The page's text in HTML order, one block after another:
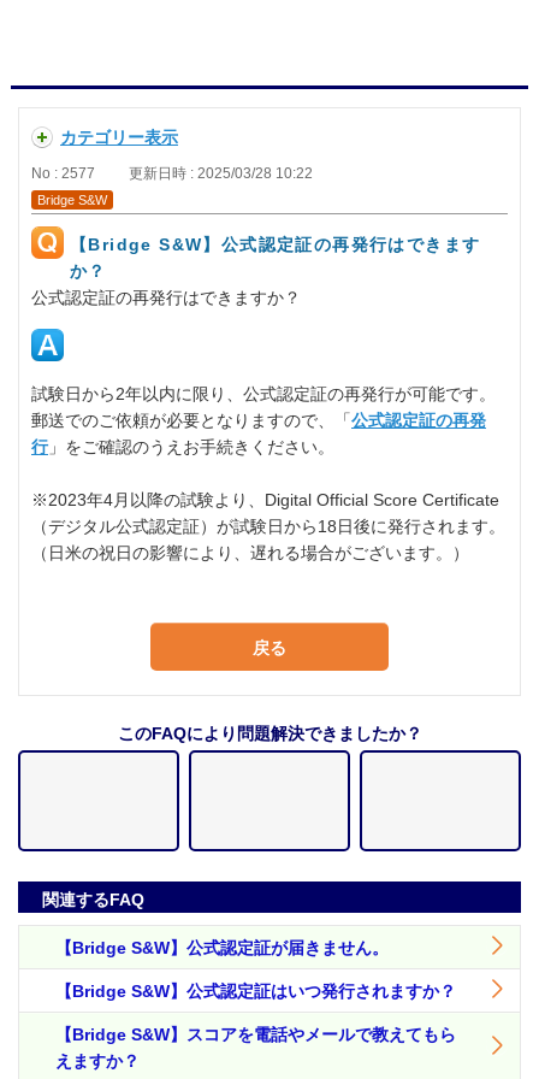
カテゴリー表示
No : 2577 更新日時 : 2025/03/28 10:22
Bridge S&W
【Bridge S&W】公式認定証の再発行はできます
か？
公式認定証の再発行はできますか？
試験日から2年以内に限り、公式認定証の再発行が可能です。
郵送でのご依頼が必要となりますので、「公式認定証の再発
行」をご確認のうえお手続きください。
※2023年4月以降の試験より、Digital Official Score Certificate
（デジタル公式認定証）が試験日から18日後に発行されます。
（日米の祝日の影響により、遅れる場合がございます。）
戻る
このFAQにより問題解決できましたか？
関連するFAQ
【Bridge S&W】公式認定証が届きません。
【Bridge S&W】公式認定証はいつ発行されますか？
【Bridge S&W】スコアを電話やメールで教えてもら
えますか？